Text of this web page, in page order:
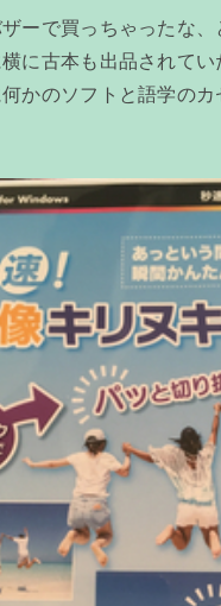
ーで買っちゃったな、
に古本も出品されて
かのソフトと語学のカ